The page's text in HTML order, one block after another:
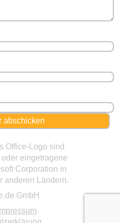
Office-Logo sind
eingetragene
Corporation in
anderen Ländern.
GmbH
Impressum